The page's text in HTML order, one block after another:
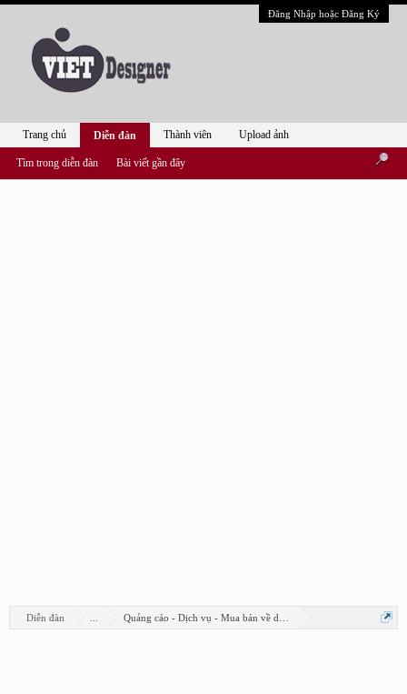
Đăng Nhập hoặc Đăng Ký
Diễn đàn Quảng cáo - Dịch vụ - Mua bán về design
Trang chủ Diễn đàn
Tìm trong diễn đàn Bài viết gần đây
Thành viên Upload ảnh